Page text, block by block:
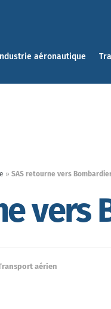
aéronautique
» SAS retourne vers
vers
aérien